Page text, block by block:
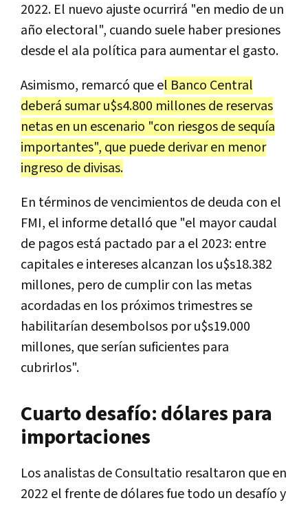
2022. El nuevo ajuste ocurrirá "en medio de un
año electoral", cuando suele haber presiones
desde el ala política para aumentar el gasto.
Asimismo, remarcó que el Banco Central
deberá sumar u$s4.800 millones de reservas
netas en un escenario "con riesgos de sequía
importantes", que puede derivar en menor
ingreso de divisas.
En términos de vencimientos de deuda con el
FMI, el informe detalló que "el mayor caudal
de pagos está pactado par a el 2023: entre
capitales e intereses alcanzan los u$s18.382
millones, pero de cumplir con las metas
acordadas en los próximos trimestres se
habilitarían desembolsos por u$s19.000
millones, que serían suficientes para
cubrirlos".
Cuarto desafío: dólares para
importaciones
Los analistas de Consultatio resaltaron que en
2022 el frente de dólares fue todo un desafío y